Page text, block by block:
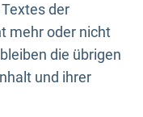
der
mehr oder nicht
die übrigen
und ihrer